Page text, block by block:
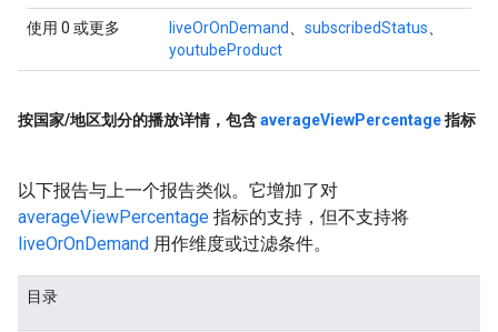
使用 0 或更多 liveOrOnDemand subscribedStatus
youtubeProduct
按国家/地区划分的播放详情，包含averageViewPercentage指标
以下报告与上一个报告类似。它增加了对
averageViewPercentage 指标的支持，但不支持将
liveOrOnDemand 用作维度或过滤条件。
目录